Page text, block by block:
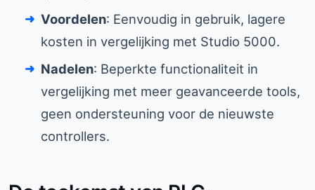
Voordelen: Eenvoudig in gebruik, lagere
kosten in vergelijking met Studio 5000.
Nadelen: Beperkte functionaliteit in
vergelijking met meer geavanceerde tools,
geen ondersteuning voor de nieuwste
controllers.